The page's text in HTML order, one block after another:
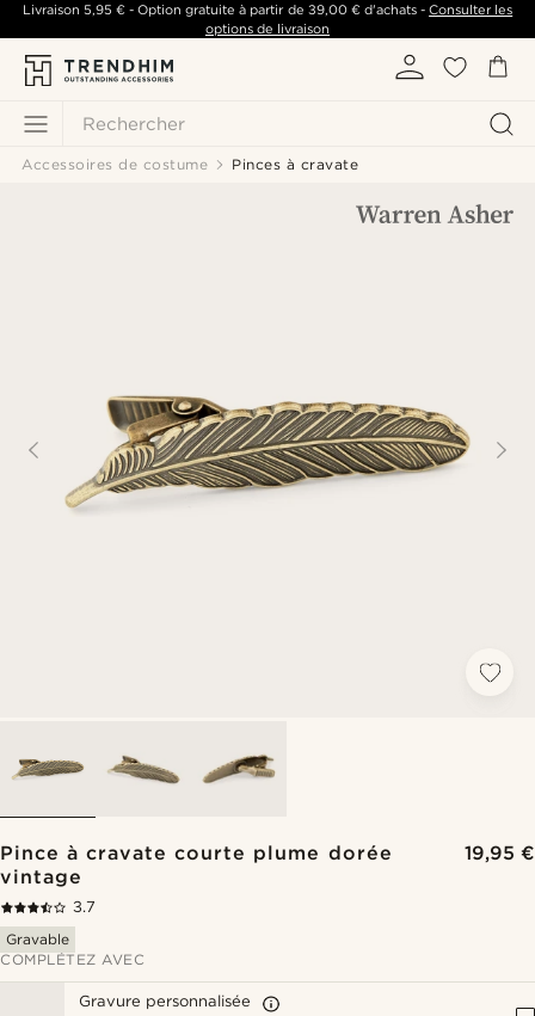
Rechercher
Livraison 5,95 €- Option gratuite à partir de 39,00 €d'achats -Consulter les
options de livraison
Accessoires de costume Pinces à cravate
Pince à cravate courte plume dorée
vintage
19,95 €
3.7
Gravable
COMPLÉTEZ AVEC
Gravure personnalisée